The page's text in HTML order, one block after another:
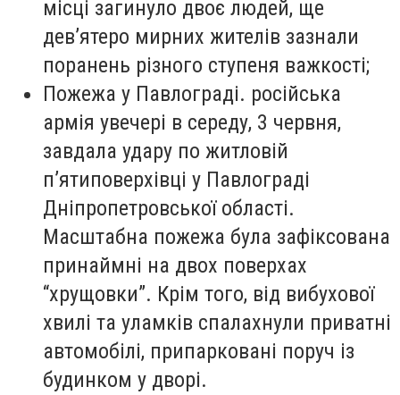
місці загинуло двоє людей, ще
дев’ятеро мирних жителів зазнали
поранень різного ступеня важкості;
Пожежа у Павлограді. російська
армія увечері в середу, 3 червня,
завдала удару по житловій
п’ятиповерхівці у Павлограді
Дніпропетровської області.
Масштабна пожежа була зафіксована
принаймні на двох поверхах
“хрущовки”. Крім того, від вибухової
хвилі та уламків спалахнули приватні
автомобілі, припарковані поруч із
будинком у дворі.